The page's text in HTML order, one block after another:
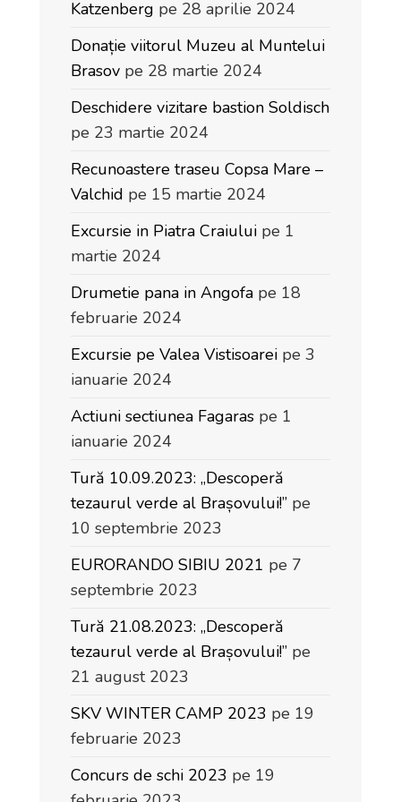
Katzenberg pe 28 aprilie 2024
Donație viitorul Muzeu al Muntelui
Brasov pe 28 martie 2024
Deschidere vizitare bastion Soldisch
pe 23 martie 2024
Recunoastere traseu Copsa Mare –
Valchid pe 15 martie 2024
Excursie in Piatra Craiului pe 1
martie 2024
Drumetie pana in Angofa pe 18
februarie 2024
Excursie pe Valea Vistisoarei pe 3
ianuarie 2024
Actiuni sectiunea Fagaras pe 1
ianuarie 2024
Tură 10.09.2023: „Descoperă
tezaurul verde al Brașovului!” pe
10 septembrie 2023
EURORANDO SIBIU 2021 pe 7
septembrie 2023
Tură 21.08.2023: „Descoperă
tezaurul verde al Brașovului!” pe
21 august 2023
SKV WINTER CAMP 2023 pe 19
februarie 2023
Concurs de schi 2023 pe 19